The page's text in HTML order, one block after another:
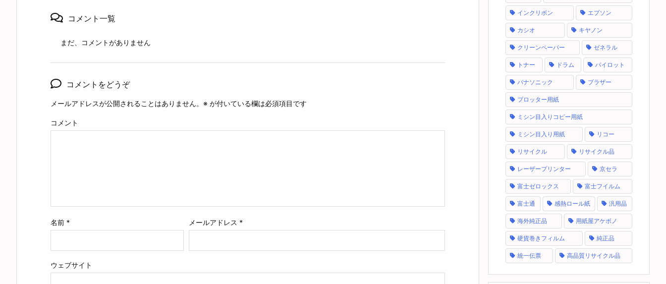
コメント一覧
まだ、コメントがありません
コメントをどうぞ
メールアドレスが公開されることはありません。 ※ が付いている欄は必須項目です
コメント
名前 * メールアドレス *
ウェブサイト
インクリボン エプソン
カシオ キヤノン
クリーンペーパー ゼネラル
トナー ドラム パイロット
パナソニック ブラザー
プロッター用紙
ミシン目入りコピー用紙
ミシン目入り用紙 リコー
リサイクル リサイクル品
レーザープリンター 京セラ
富士ゼロックス 富士フイルム
富士通 感熱ロール紙 汎用品
海外純正品 用紙屋アケボノ
硬貨巻きフィルム 純正品
統一伝票 高品質リサイクル品